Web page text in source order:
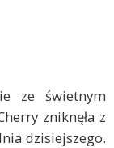
ze świetnym
zniknęła z
dzisiejszego.